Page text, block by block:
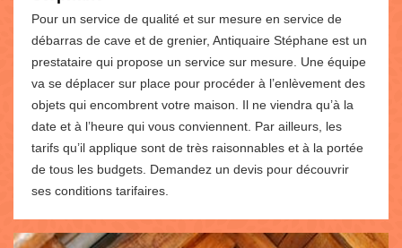
Pour un service de qualité et sur mesure en service de
débarras de cave et de grenier, Antiquaire Stéphane est un
prestataire qui propose un service sur mesure. Une équipe
va se déplacer sur place pour procéder à l’enlèvement des
objets qui encombrent votre maison. Il ne viendra qu’à la
date et à l’heure qui vous conviennent. Par ailleurs, les
tarifs qu’il applique sont de très raisonnables et à la portée
de tous les budgets. Demandez un devis pour découvrir
ses conditions tarifaires.